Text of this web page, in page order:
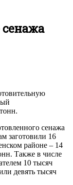
сенажа
заготовили 16
районе – 14
Также в числе
10 тысяч
девять тысяч